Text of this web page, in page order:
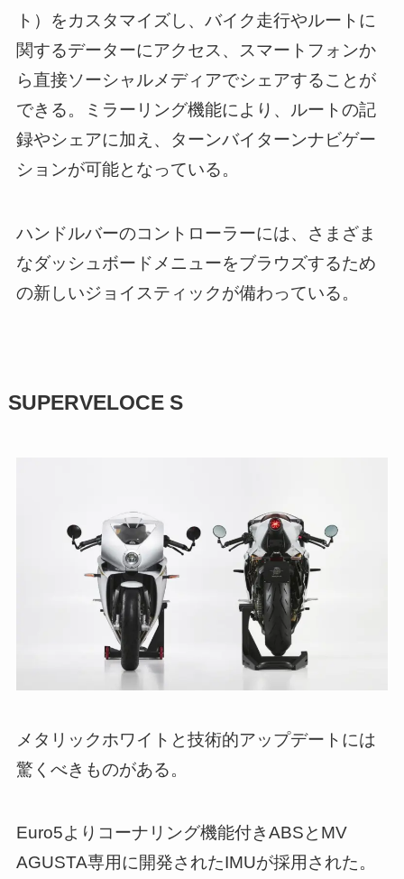
ト）をカスタマイズし、バイク走行やルートに
関するデーターにアクセス、スマートフォンか
ら直接ソーシャルメディアでシェアすることが
できる。ミラーリング機能により、ルートの記
録やシェアに加え、ターンバイターンナビゲー
ションが可能となっている。
ハンドルバーのコントローラーには、さまざま
なダッシュボードメニューをブラウズするため
の新しいジョイスティックが備わっている。
SUPERVELOCE S
メタリックホワイトと技術的アップデートには
驚くべきものがある。
Euro5よりコーナリング機能付きABSとMV
AGUSTA専用に開発されたIMUが採用された。